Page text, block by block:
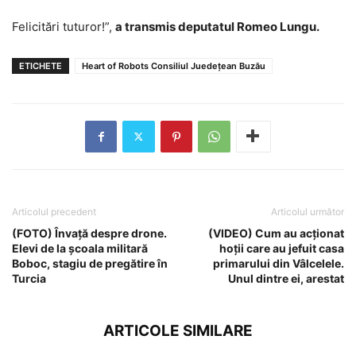
Felicitări tuturor!”, a transmis deputatul Romeo Lungu.
ETICHETE Heart of Robots Consiliul Juedețean Buzău
Articolul precedent
(FOTO) Învață despre drone.
Elevi de la școala militară
Boboc, stagiu de pregătire în
Turcia
Articolul următor
(VIDEO) Cum au acționat
hoții care au jefuit casa
primarului din Vâlcelele.
Unul dintre ei, arestat
ARTICOLE SIMILARE